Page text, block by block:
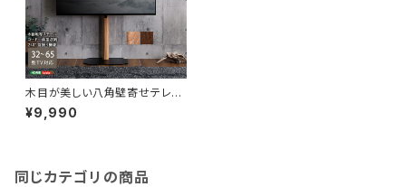
木目が美しい八角壁寄せテレビ
スタンド ロータイプ OTGT
¥9,990
同じカテゴリの商品